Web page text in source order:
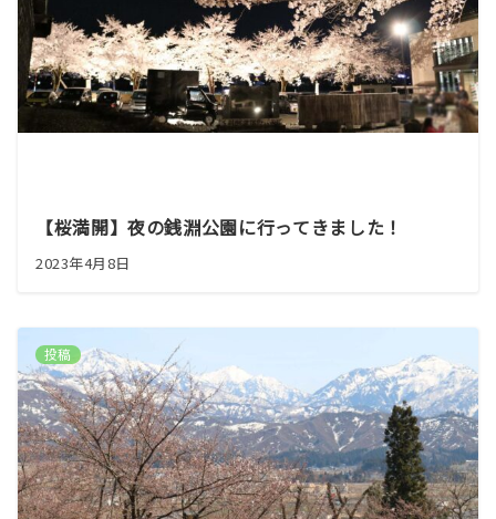
【桜満開】夜の銭淵公園に行ってきました！
2023年4月8日
投稿